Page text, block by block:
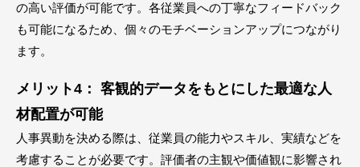
の高い評価が可能です。各従業員への丁寧なフィードバック
も可能になるため、個々のモチベーションアップにつながり
ます。
メリット4： 客観的データをもとにした最適な人
材配置が可能
人事異動を決める際は、従業員の能力やスキル、実績などを
考慮することが必要です。評価者の主観や価値観に影響され